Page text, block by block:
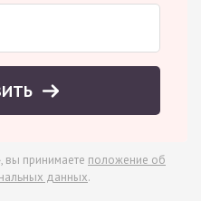
вы принимаете положение об
данных.